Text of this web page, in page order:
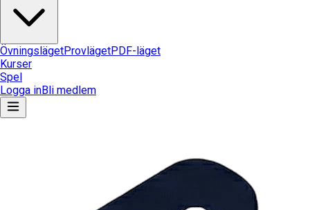
ÖvningslägetProvlägetPDF-läget
Kurser
Spel
Logga inBli medlem